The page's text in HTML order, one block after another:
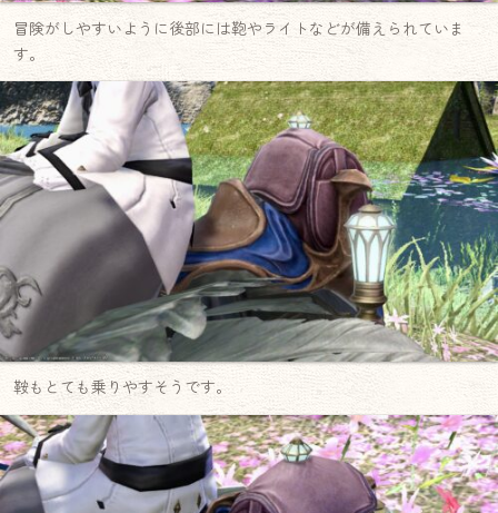
冒険がしやすいように後部には鞄やライトなどが備えられていま
す。
鞍もとても乗りやすそうです。